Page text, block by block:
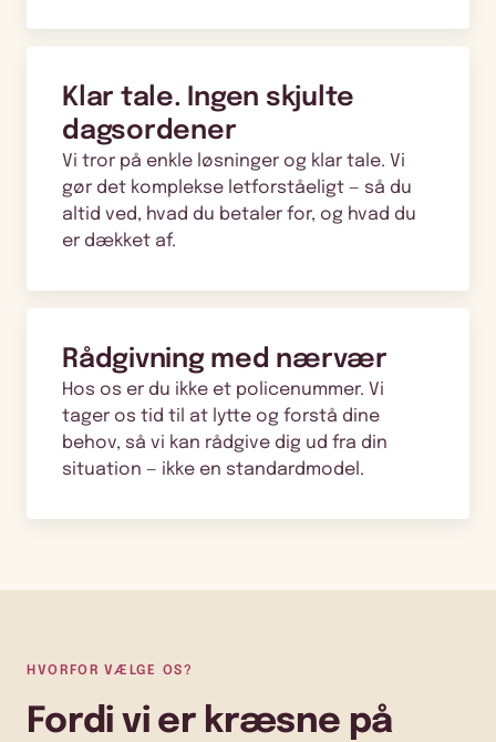
Klar tale. Ingen skjulte
dagsordener
Vi tror på enkle løsninger og klar tale. Vi
gør det komplekse letforståeligt — så du
altid ved, hvad du betaler for, og hvad du
er dækket af.
Rådgivning med nærvær
Hos os er du ikke et policenummer. Vi
tager os tid til at lytte og forstå dine
behov, så vi kan rådgive dig ud fra din
situation — ikke en standardmodel.
HVORFOR VÆLGE OS?
Fordi vi er kræsne på